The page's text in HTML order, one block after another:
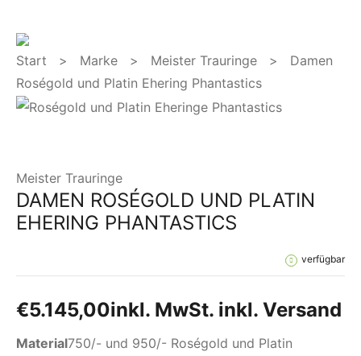
Start > Marke > Meister Trauringe > Damen
Roségold und Platin Ehering Phantastics
Meister Trauringe
DAMEN ROSÉGOLD UND PLATIN
EHERING PHANTASTICS
verfügbar
€5.145,00inkl. MwSt. inkl. Versand
Material750/- und 950/- Roségold und Platin